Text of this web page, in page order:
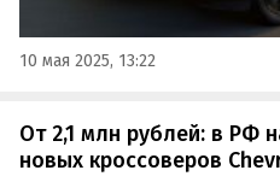
10 мая 2025, 13:22
От 2,1 млн рублей: в РФ
новых кроссоверов